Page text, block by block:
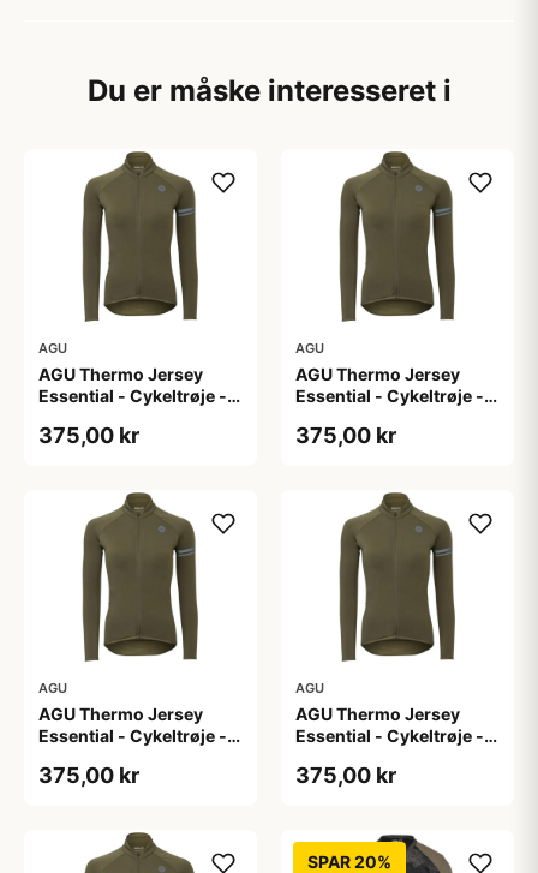
Du er måske interesseret i
AGU
AGU Thermo Jersey
Essential - Cykeltrøje -
L
375,00 kr
AGU
AGU Thermo Jersey
Essential - Cykeltrøje -
M
375,00 kr
AGU
AGU Thermo Jersey
Essential - Cykeltrøje -
S
375,00 kr
AGU
AGU Thermo Jersey
Essential - Cykeltrøje -
XL
375,00 kr
SPAR 20%